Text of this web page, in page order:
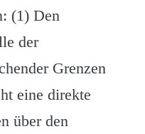
(1) Den
der
Grenzen
eine direkte
über den